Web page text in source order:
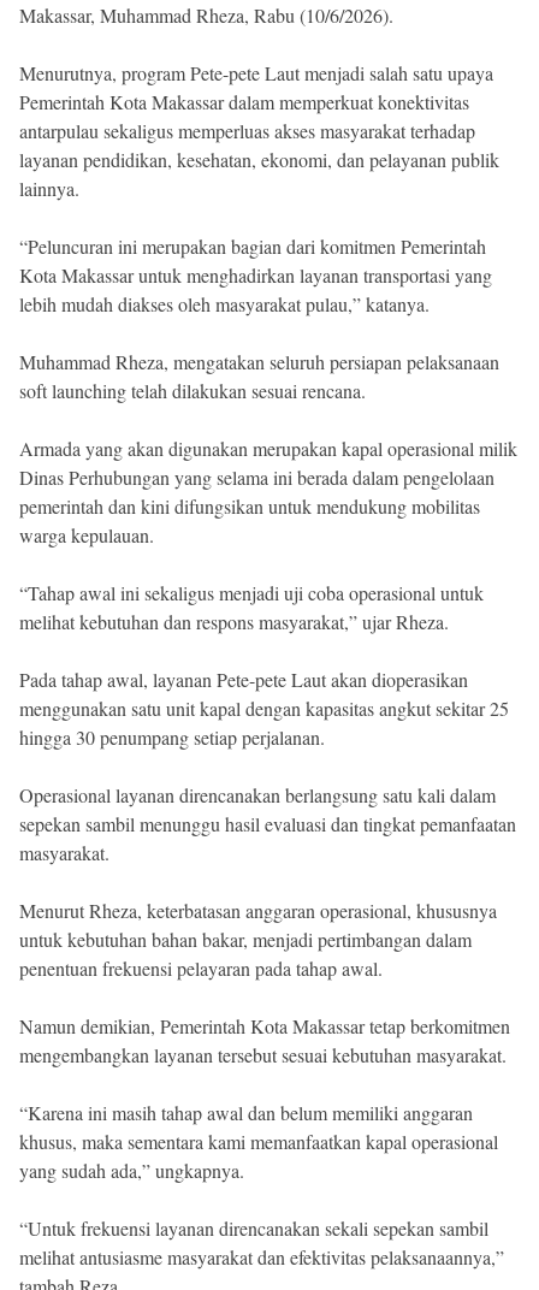
Makassar, Muhammad Rheza, Rabu (10/6/2026).
Menurutnya, program Pete-pete Laut menjadi salah satu upaya
Pemerintah Kota Makassar dalam memperkuat konektivitas
antarpulau sekaligus memperluas akses masyarakat terhadap
layanan pendidikan, kesehatan, ekonomi, dan pelayanan publik
lainnya.
“Peluncuran ini merupakan bagian dari komitmen Pemerintah
Kota Makassar untuk menghadirkan layanan transportasi yang
lebih mudah diakses oleh masyarakat pulau,” katanya.
Muhammad Rheza, mengatakan seluruh persiapan pelaksanaan
soft launching telah dilakukan sesuai rencana.
Armada yang akan digunakan merupakan kapal operasional milik
Dinas Perhubungan yang selama ini berada dalam pengelolaan
pemerintah dan kini difungsikan untuk mendukung mobilitas
warga kepulauan.
“Tahap awal ini sekaligus menjadi uji coba operasional untuk
melihat kebutuhan dan respons masyarakat,” ujar Rheza.
Pada tahap awal, layanan Pete-pete Laut akan dioperasikan
menggunakan satu unit kapal dengan kapasitas angkut sekitar 25
hingga 30 penumpang setiap perjalanan.
Operasional layanan direncanakan berlangsung satu kali dalam
sepekan sambil menunggu hasil evaluasi dan tingkat pemanfaatan
masyarakat.
Menurut Rheza, keterbatasan anggaran operasional, khususnya
untuk kebutuhan bahan bakar, menjadi pertimbangan dalam
penentuan frekuensi pelayaran pada tahap awal.
Namun demikian, Pemerintah Kota Makassar tetap berkomitmen
mengembangkan layanan tersebut sesuai kebutuhan masyarakat.
“Karena ini masih tahap awal dan belum memiliki anggaran
khusus, maka sementara kami memanfaatkan kapal operasional
yang sudah ada,” ungkapnya.
“Untuk frekuensi layanan direncanakan sekali sepekan sambil
melihat antusiasme masyarakat dan efektivitas pelaksanaannya,”